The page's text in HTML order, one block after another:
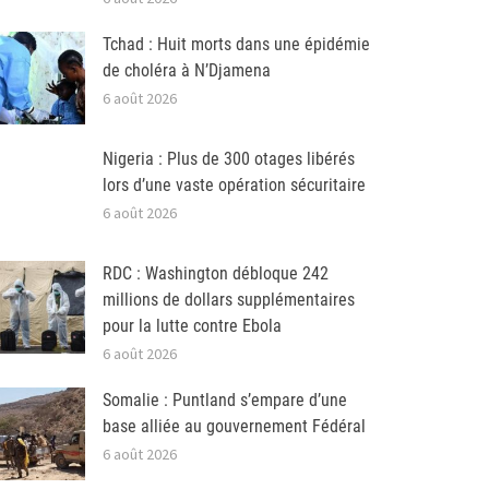
Tchad : Huit morts dans une épidémie
de choléra à N’Djamena
6 août 2026
Nigeria : Plus de 300 otages libérés
lors d’une vaste opération sécuritaire
6 août 2026
RDC : Washington débloque 242
millions de dollars supplémentaires
pour la lutte contre Ebola
6 août 2026
Somalie : Puntland s’empare d’une
base alliée au gouvernement Fédéral
6 août 2026